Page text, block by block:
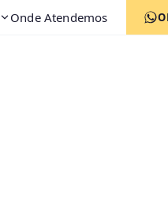
Onde Atendemos